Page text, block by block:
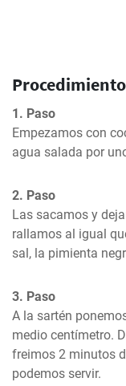
Procedimiento
1. Paso
Empezamos con
agua salada por
2. Paso
Las sacamos y
rallamos al igual
sal, la pimienta
3. Paso
A la sartén
medio centímetro.
freimos 2 minutos
podemos servir.